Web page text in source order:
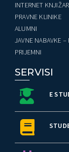
INTERNET
PRAVNE KLINIKE
ALUMNI
JAVNE NABAVKE
PRIJEMNI
SERVISI
E